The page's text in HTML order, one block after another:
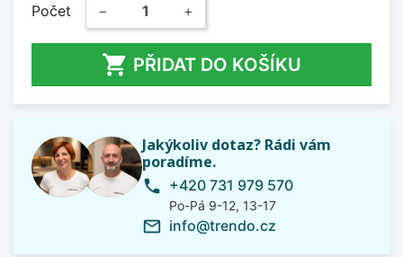
Počet − +
 PŘIDAT DO KOŠÍKU
Jakýkoliv dotaz? Rádi vám
poradíme.
phone +420 731 979 570
Po-Pá 9-12, 13-17
mail_outline info@trendo.cz